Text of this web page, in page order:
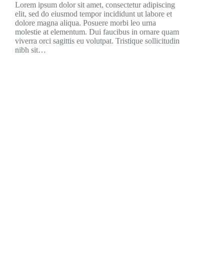
Lorem ipsum dolor sit amet, consectetur adipiscing
elit, sed do eiusmod tempor incididunt ut labore et
dolore magna aliqua. Posuere morbi leo urna
molestie at elementum. Dui faucibus in ornare quam
viverra orci sagittis eu volutpat. Tristique sollicitudin
nibh sit…